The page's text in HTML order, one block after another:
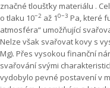
značné tloušťky materiálu .
o tlaku 10−2 až 10−3 Pa, které
atmosféra“ umožňující
Nelze však svařovat kovy s
Mg). Přes vysokou finanční
svařování svými
vydobylo pevné postavení v